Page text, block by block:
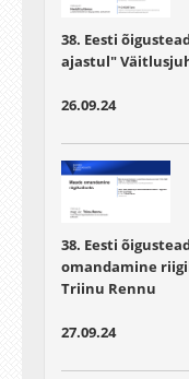
38. Eesti
ajastul"
26.09.24
38. Eesti
omandamine
Triinu Rennu
27.09.24